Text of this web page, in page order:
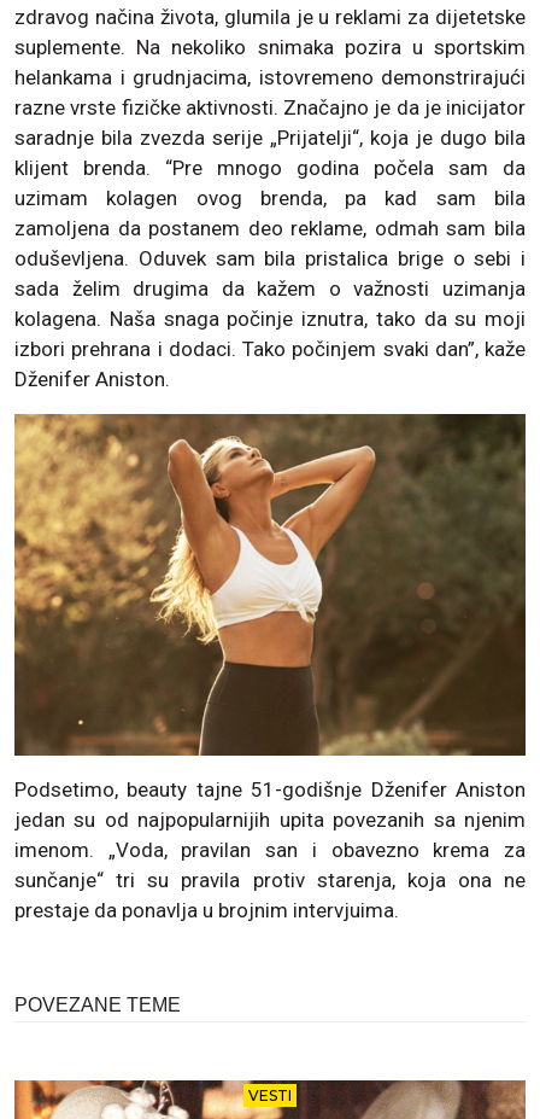
zdravog načina života, glumila je u reklami za dijetetske
suplemente. Na nekoliko snimaka pozira u sportskim
helankama i grudnjacima, istovremeno demonstrirajući
razne vrste fizičke aktivnosti. Značajno je da je inicijator
saradnje bila zvezda serije „Prijatelji“, koja je dugo bila
klijent brenda. “Pre mnogo godina počela sam da
uzimam kolagen ovog brenda, pa kad sam bila
zamoljena da postanem deo reklame, odmah sam bila
oduševljena. Oduvek sam bila pristalica brige o sebi i
sada želim drugima da kažem o važnosti uzimanja
kolagena. Naša snaga počinje iznutra, tako da su moji
izbori prehrana i dodaci. Tako počinjem svaki dan”, kaže
Dženifer Aniston.
Podsetimo, beauty tajne 51-godišnje Dženifer Aniston
jedan su od najpopularnijih upita povezanih sa njenim
imenom. „Voda, pravilan san i obavezno krema za
sunčanje“ tri su pravila protiv starenja, koja ona ne
prestaje da ponavlja u brojnim intervjuima.
POVEZANE TEME
VESTI